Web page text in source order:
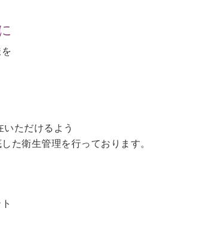
ただけるよう
た衛生管理を行っております。